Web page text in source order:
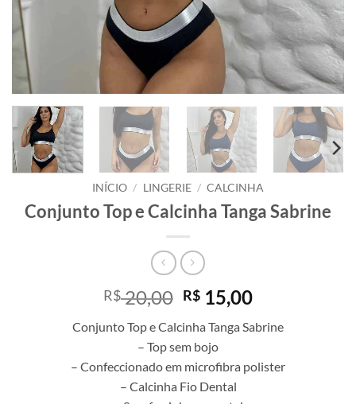
INÍCIO / LINGERIE / CALCINHA
Conjunto Top e Calcinha Tanga Sabrine
R$20,00 O
preço
original
era:
R$ 20,00.
R$ 15,00O
atual
R$ 15,00.
Conjunto Top e Calcinha Tanga Sabrine
– Top sem bojo
– Confeccionado em microfibra polister
– Calcinha Fio Dental